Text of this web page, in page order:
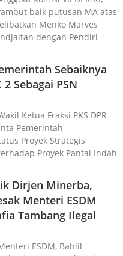
baik putusan MA atas
Menko Marves
dengan Pendiri
Sebaiknya
Sebagai PSN
Ketua Fraksi PKS DPR
Pemerintah
Proyek Strategis
Proyek Pantai Indah
Dirjen Minerba,
Menteri ESDM
Tambang Ilegal
ESDM, Bahlil